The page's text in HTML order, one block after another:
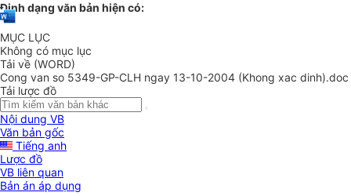
Định dạng văn bản hiện có:
MỤC LỤC
Không có mục lục
Tải về (WORD)
Cong van so 5349-GP-CLH ngay 13-10-2004 (Khong xac dinh).doc
Tải lược đồ
Nội dung VB
Văn bản gốc
Tiếng anh
Lược đồ
VB liên quan
Bản án áp dụng